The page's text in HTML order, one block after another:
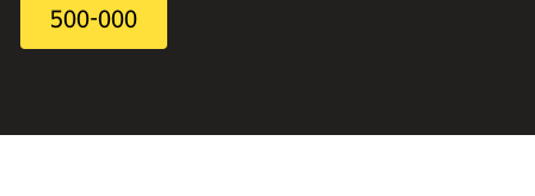
500-000